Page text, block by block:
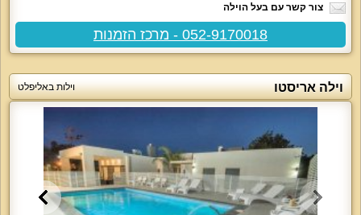
צור קשר עם בעל הוילה
052-9170018 - מרכז הזמנות
וילה אריסטו וילות באליפלט